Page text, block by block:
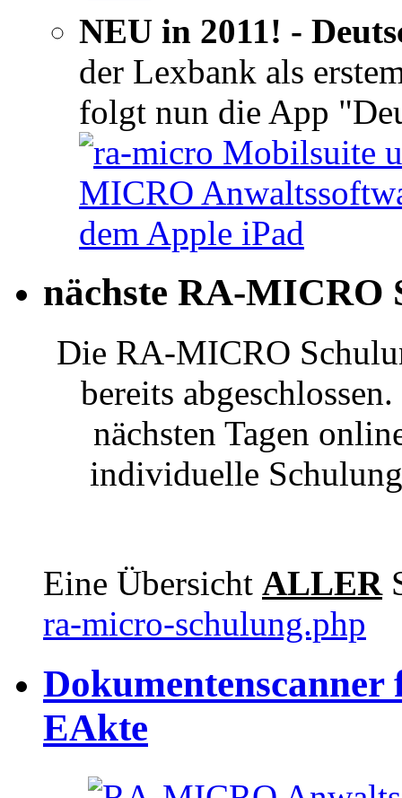
NEU in 2011! -
der Lexbank als
folgt nun die App
nächste RA-MICRO
Die RA-MICRO
bereits
nächsten Tagen
individuelle
Eine Übersicht ALLER
ra-micro-schulung.php
EAkte